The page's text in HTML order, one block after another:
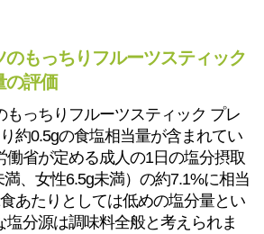
のもっちりフルーツスティック
の評価
もっちりフルーツスティック プレ
約0.5gの食塩相当量が含まれてい
働省が定める成人の1日の塩分摂取
、女性6.5g未満）の約7.1%に相当
あたりとしては低めの塩分量とい
塩分源は調味料全般と考えられま